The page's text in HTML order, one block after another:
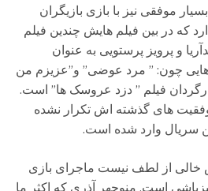
موفقی نیز با بازی بازیگران
که در بین فیلم هایش چندین فیلم
و پرویز پرستویی به عنوان
هایی چون: ” مرد عوضی” و”عزیزم من
فیلم ” دزد عروسک ها” است.
های گذشته اش تکرار نشده
سریال وارد شده است.
خالی از لطف نیست ماجرای بازی
است. منوچهر آذری که اکثر ما